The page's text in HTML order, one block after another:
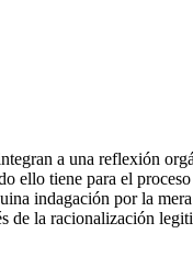
a una reflexión
ello tiene para el
indagación por la
de la racionalización